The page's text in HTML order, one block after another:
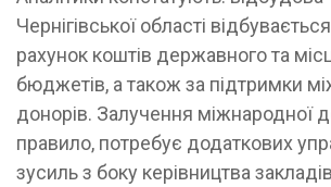
Чернігівської області
рахунок коштів державного та
бюджетів, а також за підтримки
донорів. Залучення міжнародної
правило, потребує додаткових
зусиль з боку керівництва